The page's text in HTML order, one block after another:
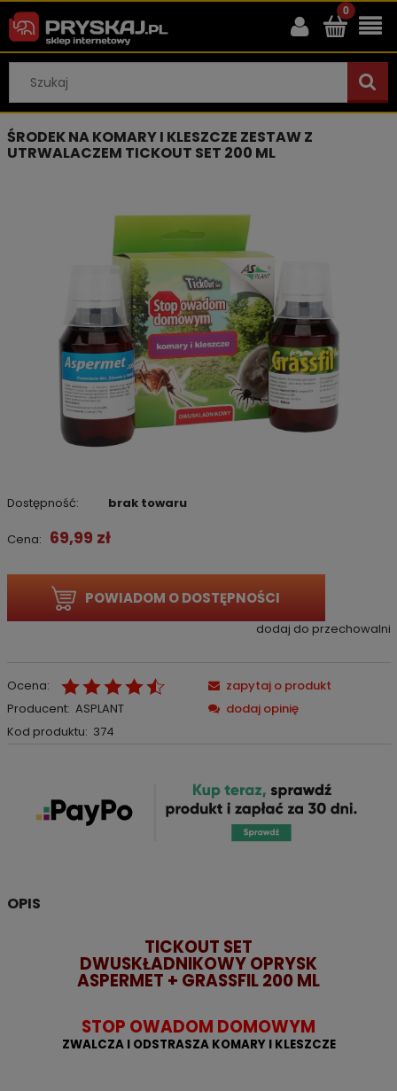
ŚRODEK NA KOMARY I KLESZCZE ZESTAW Z
UTRWALACZEM TICKOUT SET 200 ML
Dostępność: brak towaru
Cena: 69,99 zł
POWIADOM O DOSTĘPNOŚCI
dodaj do przechowalni
Ocena:
Producent: ASPLANT
Kod produktu: 374
zapytaj o produkt
dodaj opinię
OPIS
TICKOUT SET
DWUSKŁADNIKOWY OPRYSK
ASPERMET + GRASSFIL 200 ML
STOP OWADOM DOMOWYM
ZWALCZA I ODSTRASZA KOMARY I KLESZCZE